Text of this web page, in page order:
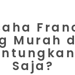
Murah
Saja?